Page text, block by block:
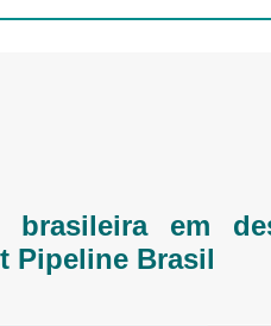
brasileira em
Pipeline Brasil